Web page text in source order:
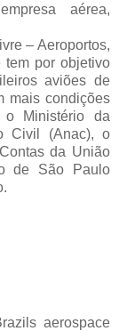
aérea,
– Aeroportos,
tem por objetivo
aviões de
mais condições
o Ministério da
Civil (Anac), o
da União
de São Paulo
aerospace